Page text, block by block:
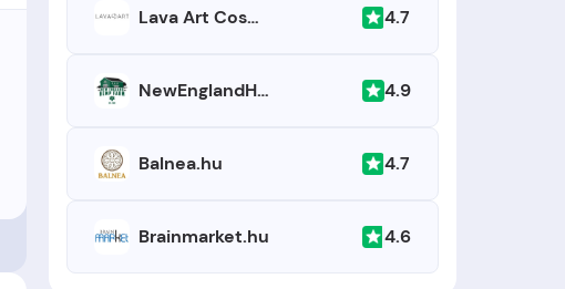
Lava Art Cosmetic 4.7
NewEnglandHempFarm.com 4.9
Balnea.hu 4.7
Brainmarket.hu 4.6